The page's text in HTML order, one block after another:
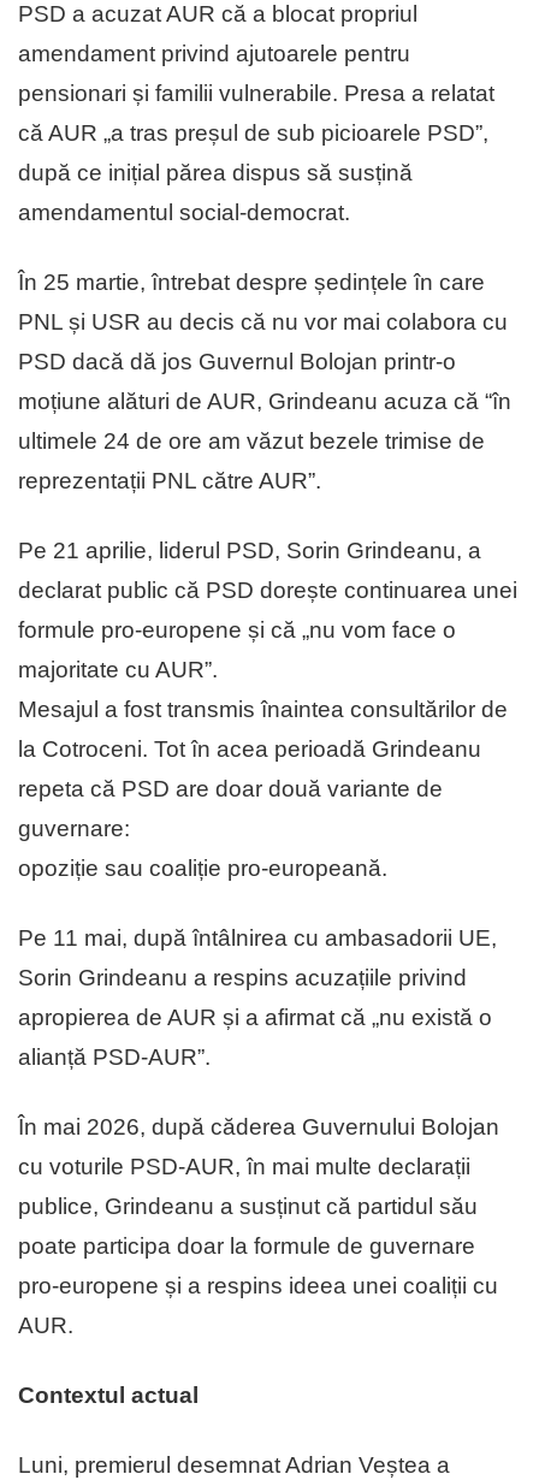
PSD a acuzat AUR că a blocat propriul
amendament privind ajutoarele pentru
pensionari și familii vulnerabile. Presa a relatat
că AUR „a tras preșul de sub picioarele PSD”,
după ce inițial părea dispus să susțină
amendamentul social-democrat.
În 25 martie, întrebat despre ședințele în care
PNL și USR au decis că nu vor mai colabora cu
PSD dacă dă jos Guvernul Bolojan printr-o
moțiune alături de AUR, Grindeanu acuza că “în
ultimele 24 de ore am văzut bezele trimise de
reprezentații PNL către AUR”.
Pe 21 aprilie, liderul PSD, Sorin Grindeanu, a
declarat public că PSD dorește continuarea unei
formule pro-europene și că „nu vom face o
majoritate cu AUR”.
Mesajul a fost transmis înaintea consultărilor de
la Cotroceni. Tot în acea perioadă Grindeanu
repeta că PSD are doar două variante de
guvernare:
opoziție sau coaliție pro-europeană.
Pe 11 mai, după întâlnirea cu ambasadorii UE,
Sorin Grindeanu a respins acuzațiile privind
apropierea de AUR și a afirmat că „nu există o
alianță PSD-AUR”.
În mai 2026, după căderea Guvernului Bolojan
cu voturile PSD-AUR, în mai multe declarații
publice, Grindeanu a susținut că partidul său
poate participa doar la formule de guvernare
pro-europene și a respins ideea unei coaliții cu
AUR.
Contextul actual
Luni, premierul desemnat Adrian Veștea a